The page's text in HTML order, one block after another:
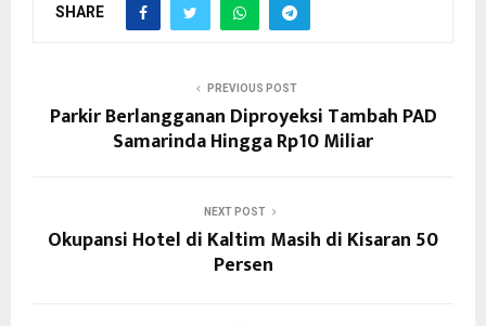
SHARE
PREVIOUS POST
Parkir Berlangganan Diproyeksi Tambah PAD
Samarinda Hingga Rp10 Miliar
NEXT POST
Okupansi Hotel di Kaltim Masih di Kisaran 50
Persen